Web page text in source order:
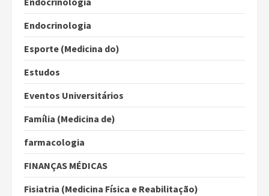
Endocrinologia
Esporte (Medicina do)
Estudos
Eventos Universitários
Família (Medicina de)
farmacologia
FINANÇAS MÉDICAS
Fisiatria (Medicina Física e Reabilitação)